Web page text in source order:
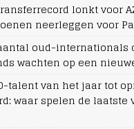
lonkt voor
neerleggen voor
oud-internationals
wachten op een
talent van het jaar tot
waar spelen de laatste